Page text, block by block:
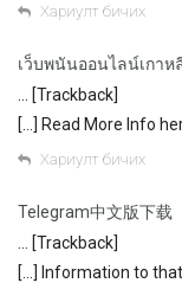
Хариулт бичих
เว็บพนันออนไลน์เกาห
… [Trackback]
[…] Read More Info
Хариулт бичих
Telegram中文版下载
… [Trackback]
[…] Information to